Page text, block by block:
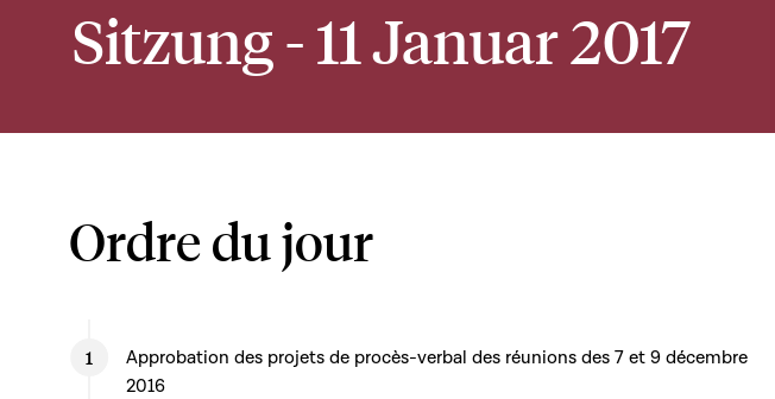
Sitzung - 11 Januar 2017
Ordre du jour
Approbation des projets de procès-verbal des réunions des 7 et 9 décembre
2016